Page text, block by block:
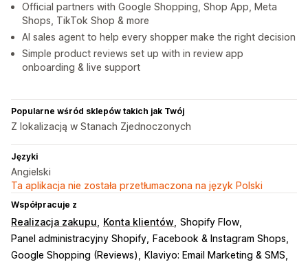
Official partners with Google Shopping, Shop App, Meta
Shops, TikTok Shop & more
AI sales agent to help every shopper make the right decision
Simple product reviews set up with in review app
onboarding & live support
Popularne wśród sklepów takich jak Twój
Z lokalizacją w Stanach Zjednoczonych
Języki
Angielski
Ta aplikacja nie została przetłumaczona na język Polski
Współpracuje z
Realizacja zakupu Konta klientów Shopify Flow
Panel administracyjny Shopify
Facebook & Instagram Shops
Google Shopping (Reviews)
Klaviyo: Email Marketing & SMS